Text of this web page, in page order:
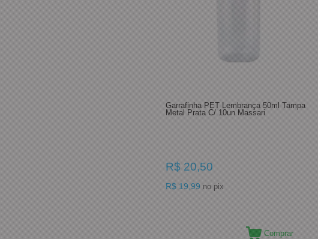
Garrafinha PET Lembrança 50ml Tampa
Metal Prata C/ 10un Massari
R$ 20,50
R$ 19,99 no pix
Comprar